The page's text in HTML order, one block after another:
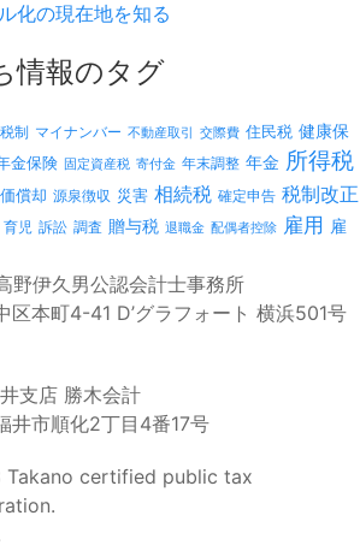
化の現在地を知る
情報のタグ
制 マイナンバー 不動産取引 交際費 住民税 健康保
金保険 固定資産税 寄付金 年末調整 年金 所得税
償却 源泉徴収 災害 相続税 確定申告 税制改正
育児 訴訟 調査 贈与税 退職金 配偶者控除 雇用 雇
野伊久男公認会計士事務所
本町4-41 D’グラフォート 横浜501号
支店 勝木会計
井市順化2丁目4番17号
certified public tax